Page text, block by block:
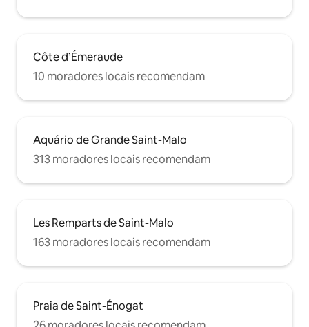
Côte d’Émeraude
10 moradores locais recomendam
Aquário de Grande Saint-Malo
313 moradores locais recomendam
Les Remparts de Saint-Malo
163 moradores locais recomendam
Praia de Saint-Énogat